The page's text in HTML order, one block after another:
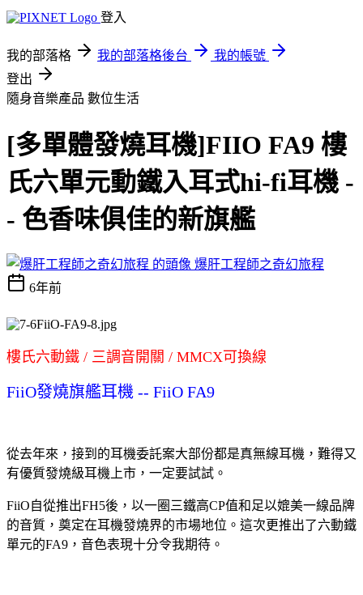
登入
我的部落格 我的部落格後台
我的帳號
登出
隨身音樂產品 數位生活
[多單體發燒耳機]FIIO FA9 樓
氏六單元動鐵入耳式hi-fi耳機 -
- 色香味俱佳的新旗艦
爆肝工程師之奇幻旅程
6年前
樓氏六動鐵 / 三調音開關 / MMCX可換線
FiiO發燒旗艦耳機 -- FiiO FA9
從去年來，接到的耳機委託案大部份都是真無線耳機，難得又
有優質發燒級耳機上市，一定要試試。
FiiO自從推出FH5後，以一圈三鐵高CP值和足以媲美一線品牌
的音質，奠定在耳機發燒界的市場地位。這次更推出了六動鐵
單元的FA9，音色表現十分令我期待。